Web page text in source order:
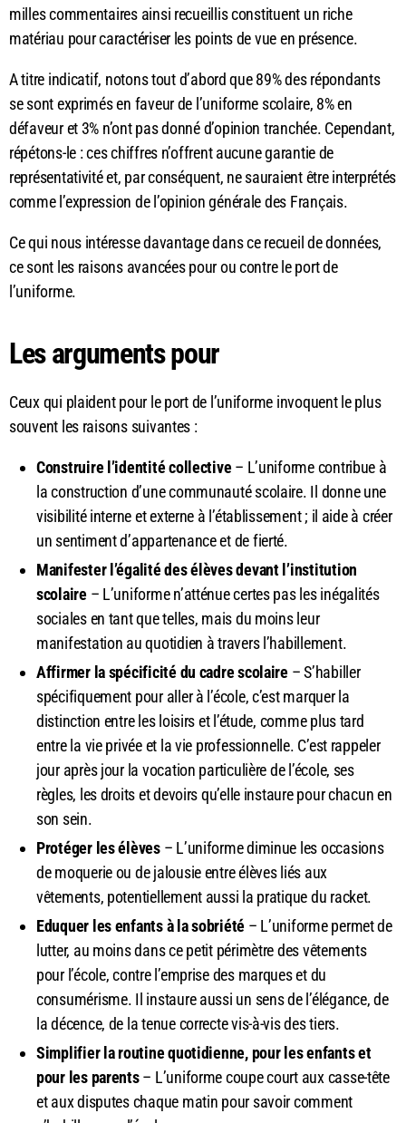
milles commentaires ainsi recueillis constituent un riche
matériau pour caractériser les points de vue en présence.
A titre indicatif, notons tout d’abord que 89% des répondants
se sont exprimés en faveur de l’uniforme scolaire, 8% en
défaveur et 3% n’ont pas donné d’opinion tranchée. Cependant,
répétons-le : ces chiffres n’offrent aucune garantie de
représentativité et, par conséquent, ne sauraient être interprétés
comme l’expression de l’opinion générale des Français.
Ce qui nous intéresse davantage dans ce recueil de données,
ce sont les raisons avancées pour ou contre le port de
l’uniforme.
Les arguments pour
Ceux qui plaident pour le port de l’uniforme invoquent le plus
souvent les raisons suivantes :
Construire l’identité collective– L’uniforme contribue à
la construction d’une communauté scolaire. Il donne une
visibilité interne et externe à l’établissement ; il aide à créer
un sentiment d’appartenance et de fierté.
Manifester l’égalité des élèves devant l’institution
scolaire– L’uniforme n’atténue certes pas les inégalités
sociales en tant que telles, mais du moins leur
manifestation au quotidien à travers l’habillement.
Affirmer la spécificité du cadre scolaire– S’habiller
spécifiquement pour aller à l’école, c’est marquer la
distinction entre les loisirs et l’étude, comme plus tard
entre la vie privée et la vie professionnelle. C’est rappeler
jour après jour la vocation particulière de l’école, ses
règles, les droits et devoirs qu’elle instaure pour chacun en
son sein.
Protéger les élèves– L’uniforme diminue les occasions
de moquerie ou de jalousie entre élèves liés aux
vêtements, potentiellement aussi la pratique du racket.
Eduquer les enfants à la sobriété – L’uniforme permet de
lutter, au moins dans ce petit périmètre des vêtements
pour l’école, contre l’emprise des marques et du
consumérisme. Il instaure aussi un sens de l’élégance, de
la décence, de la tenue correcte vis-à-vis des tiers.
Simplifier la routine quotidienne, pour les enfants et
pour les parents– L’uniforme coupe court aux casse-tête
et aux disputes chaque matin pour savoir comment